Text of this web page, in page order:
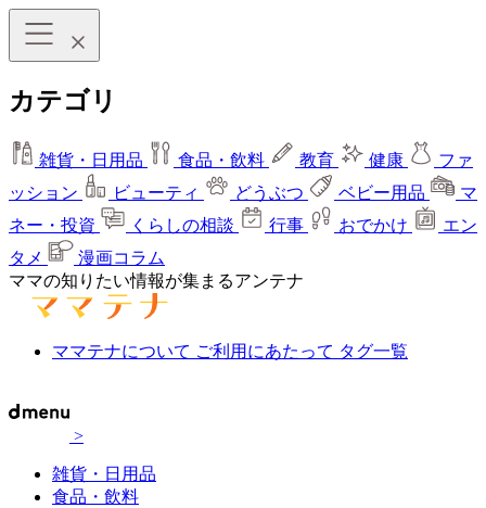
カテゴリ
雑貨・日用品 食品・飲料 教育 健康
ファ
ッション
ビューティ どうぶつ ベビー用品
マ
ネー・投資
くらしの相談 行事 おでかけ
エン
タメ
漫画コラム
ママの知りたい情報が集まるアンテナ
ママテナについて ご利用にあたって タグ一覧
>
雑貨・日用品
食品・飲料